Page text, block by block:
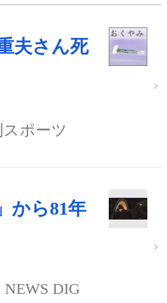
夫さん死
スポーツ
から81年
NEWS DIG